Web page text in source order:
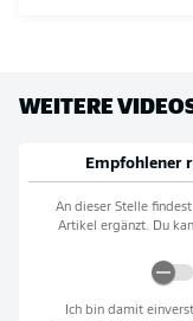
WEITERE
Empfohlener
An dieser Stelle
Artikel ergänzt. Du
Ich bin damit